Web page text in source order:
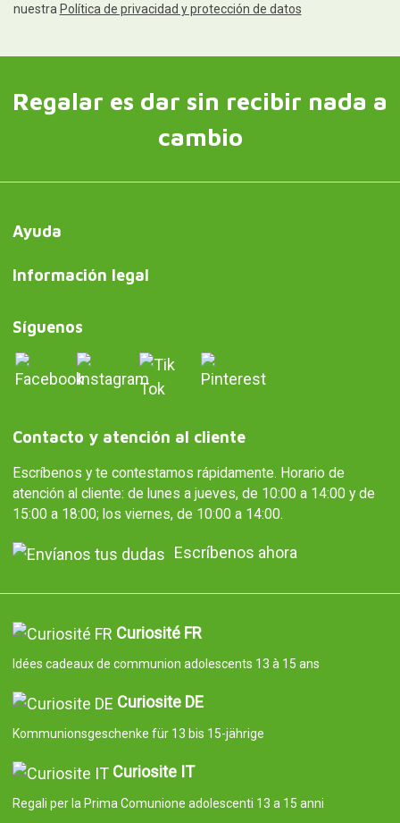
nuestra Política de privacidad y protección de datos
Regalar es dar sin recibir nada a
cambio
Ayuda
Información legal
Síguenos
Contacto y atención al cliente
Escríbenos y te contestamos rápidamente. Horario de
atención al cliente: de lunes a jueves, de 10:00 a 14:00 y de
15:00 a 18:00; los viernes, de 10:00 a 14:00.
Escríbenos ahora
Curiosité FR
Idées cadeaux de communion adolescents 13 à 15 ans
Curiosite DE
Kommunionsgeschenke für 13 bis 15-jährige
Curiosite IT
Regali per la Prima Comunione adolescenti 13 a 15 anni